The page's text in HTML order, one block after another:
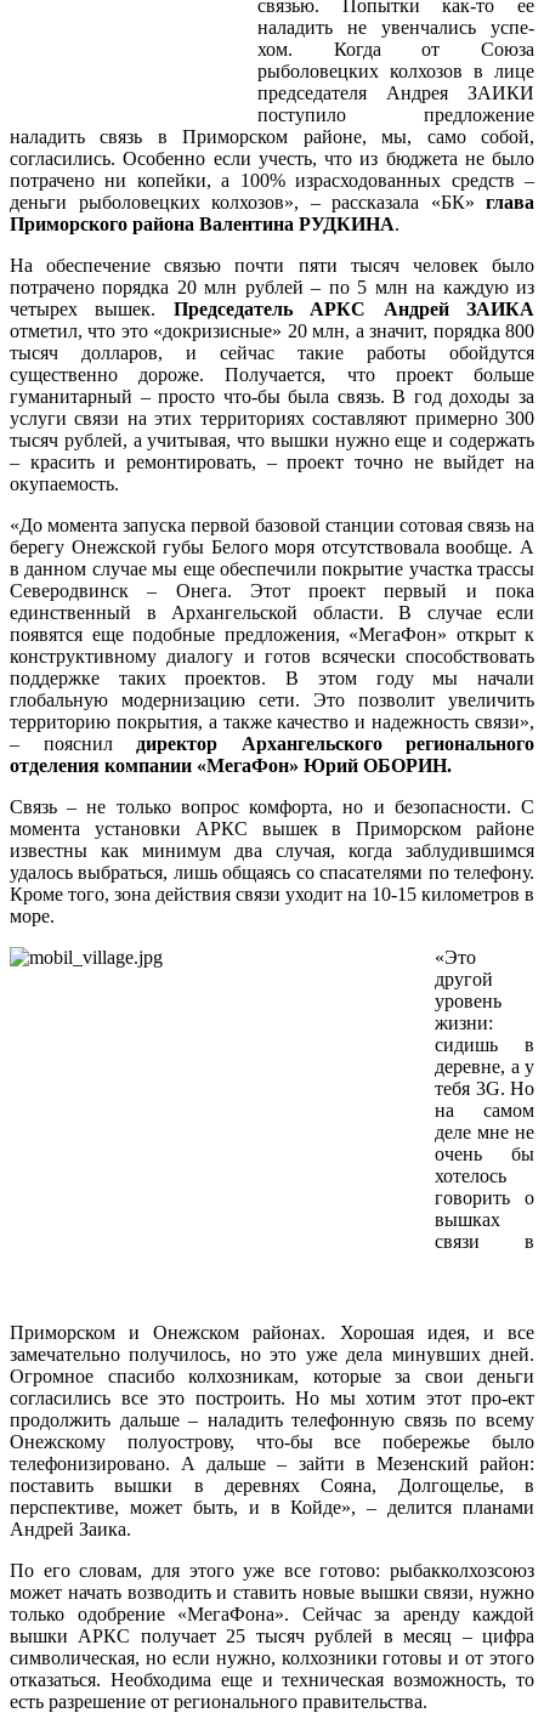
связью. Попытки как-то ее
наладить не увенчались успе-
хом. Когда от Союза
рыболовецких колхозов в лице
председателя Андрея ЗАИКИ
поступило предложение
наладить связь в Приморском районе, мы, само собой,
согласились. Особенно если учесть, что из бюджета не было
потрачено ни копейки, а 100% израсходованных средств –
деньги рыболовецких колхозов», – рассказала «БК» глава
Приморского района Валентина РУДКИНА.
На обеспечение связью почти пяти тысяч человек было
потрачено порядка 20 млн рублей – по 5 млн на каждую из
четырех вышек. Председатель АРКС Андрей ЗАИКА
отметил, что это «докризисные» 20 млн, а значит, порядка 800
тысяч долларов, и сейчас такие работы обойдутся
существенно дороже. Получается, что проект больше
гуманитарный – просто что-бы была связь. В год доходы за
услуги связи на этих территориях составляют примерно 300
тысяч рублей, а учитывая, что вышки нужно еще и содержать
– красить и ремонтировать, – проект точно не выйдет на
окупаемость.
«До момента запуска первой базовой станции сотовая связь на
берегу Онежской губы Белого моря отсутствовала вообще. А
в данном случае мы еще обеспечили покрытие участка трассы
Северодвинск – Онега. Этот проект первый и пока
единственный в Архангельской области. В случае если
появятся еще подобные предложения, «МегаФон» открыт к
конструктивному диалогу и готов всячески способствовать
поддержке таких проектов. В этом году мы начали
глобальную модернизацию сети. Это позволит увеличить
территорию покрытия, а также качество и надежность связи»,
– пояснил директор Архангельского регионального
отделения компании «МегаФон» Юрий ОБОРИН.
Связь – не только вопрос комфорта, но и безопасности. С
момента установки АРКС вышек в Приморском районе
известны как минимум два случая, когда заблудившимся
удалось выбраться, лишь общаясь со спасателями по телефону.
Кроме того, зона действия связи уходит на 10-15 километров в
море.
«Это
другой
уровень
жизни:
сидишь в
деревне, а у
тебя 3G. Но
на самом
деле мне не
очень бы
хотелось
говорить о
вышках
связи в
Приморском и Онежском районах. Хорошая идея, и все
замечательно получилось, но это уже дела минувших дней.
Огромное спасибо колхозникам, которые за свои деньги
согласились все это построить. Но мы хотим этот про-ект
продолжить дальше – наладить телефонную связь по всему
Онежскому полуострову, что-бы все побережье было
телефонизировано. А дальше – зайти в Мезенский район:
поставить вышки в деревнях Сояна, Долгощелье, в
перспективе, может быть, и в Койде», – делится планами
Андрей Заика.
По его словам, для этого уже все готово: рыбакколхозсоюз
может начать возводить и ставить новые вышки связи, нужно
только одобрение «МегаФона». Сейчас за аренду каждой
вышки АРКС получает 25 тысяч рублей в месяц – цифра
символическая, но если нужно, колхозники готовы и от этого
отказаться. Необходима еще и техническая возможность, то
есть разрешение от регионального правительства.